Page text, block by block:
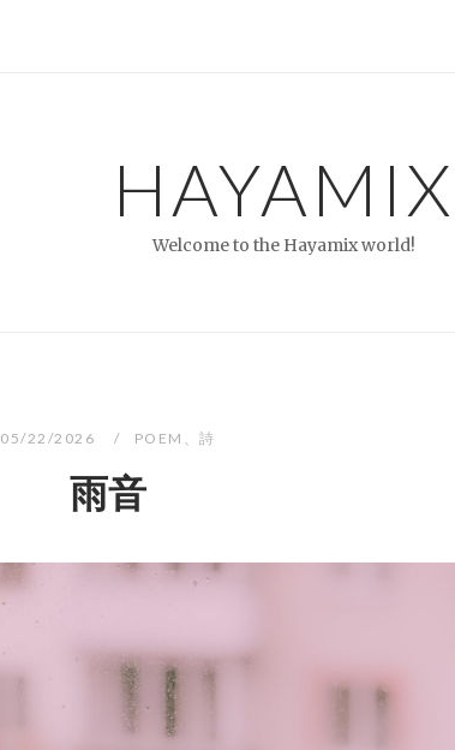
HAYAMIX
Welcome to the Hayamix world!
05/22/2026 POEM 、詩
雨音